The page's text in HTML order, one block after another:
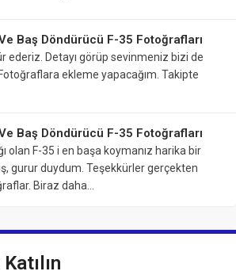
Baş Döndürücü F-35 Fotoğrafları
ederiz. Detayı görüp sevinmeniz bizi de
ekleme yapacağım. Takipte
Baş Döndürücü F-35 Fotoğrafları
olan F-35 i en başa koymanız harika bir
gurur duydum. Teşekkürler gerçekten
Biraz daha…